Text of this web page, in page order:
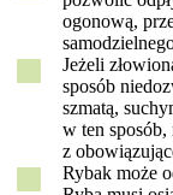
ogonową,
Jeżeli
sposób
szmatą,
w ten
z
Rybak może